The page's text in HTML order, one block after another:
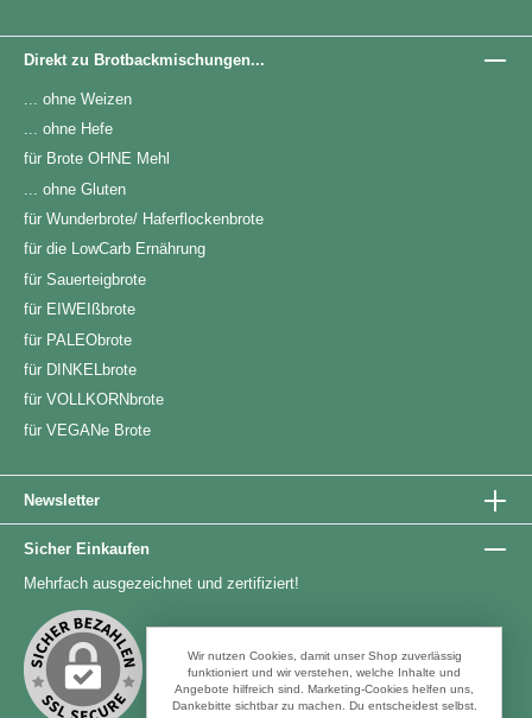
Direkt zu Brotbackmischungen...
... ohne Weizen
... ohne Hefe
für Brote OHNE Mehl
... ohne Gluten
für Wunderbrote/ Haferflockenbrote
für die LowCarb Ernährung
für Sauerteigbrote
für EIWEIßbrote
für PALEObrote
für DINKELbrote
für VOLLKORNbrote
für VEGANe Brote
Newsletter
Sicher Einkaufen
Mehrfach ausgezeichnet und zertifiziert!
Wir nutzen Cookies, damit unser Shop zuverlässig
funktioniert und wir verstehen, welche Inhalte und
Angebote hilfreich sind. Marketing-Cookies helfen uns,
Dankebitte sichtbar zu machen. Du entscheidest selbst.